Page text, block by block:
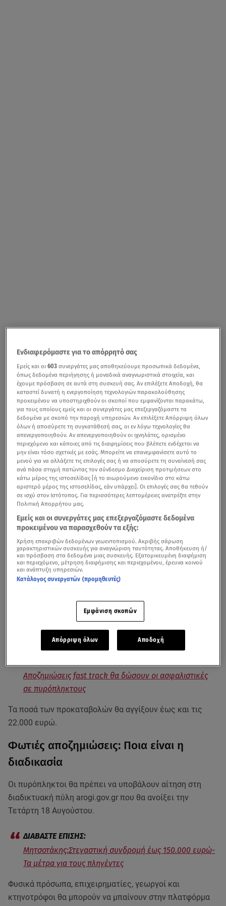
Όσα είπε ο πρωθυπουργός για τις αποζημιώσεις που θα δοθούν στους
πυρόπληκτους
Με fast track διαδικασίες θέλει η κυβέρνηση να δοθούν
οι αποζημιώσεις στους πληγέντες από τις μεγάλες
Στόχος είναι μέχρι το τέλος του μήνα ή το αργότερο
στις αρχές του επόμενου οι πυρόπληκτοι να έχουν λάβει
την προκαταβολή της αποζημίωσης που δικαιούνται.
Αποζημιώσεις fast track θα δώσουν οι ασφαλιστικές
σε πυρόπληκτους
Τα ποσά των προκαταβολών θα αγγίξουν έως και τις
22.000 ευρώ.
Φωτιές αποζημιώσεις: Ποια είναι η
διαδικασία
Οι πυρόπληκτοι θα πρέπει να υποβάλουν αίτηση στη
διαδικτυακή πύλη arogi.gov.gr που θα ανοίξει την
Τετάρτη 18 Αυγούστου.
Μητσοτάκης:Στεγαστική συνδρομή έως 150.000 ευρώ-
Τα μέτρα για τους πληγέντες
Φυσικά πρόσωπα, επιχειρηματίες, γεωργοί και
κτηνοτρόφοι θα μπορούν να μπαίνουν στην πλατφόρμα
Ενδιαφερόμαστε για το απόρρητό σας
Εμείς και οι603 συνεργάτες μας αποθηκεύουμε προσωπικά δεδομένα,
όπως δεδομένα περιήγησης ή μοναδικά αναγνωριστικά στοιχεία, και
έχουμε πρόσβαση σε αυτά στη συσκευή σας. Αν επιλέξετε Αποδοχή, θα
καταστεί δυνατή η ενεργοποίηση τεχνολογιών παρακολούθησης
προκειμένου να υποστηριχθούν οι σκοποί που εμφανίζονται παρακάτω,
για τους οποίους εμείς και οι συνεργάτες μας επεξεργαζόμαστε τα
δεδομένα με σκοπό την παροχή υπηρεσιών. Αν επιλέξετε Απόρριψη όλων
όλων ή αποσύρετε τη συγκατάθεσή σας, οι εν λόγω τεχνολογίες θα
απενεργοποιηθούν. Αν απενεργοποιηθούν οι ιχνηλάτες, ορισμένο
περιεχόμενο και κάποιες από τις διαφημίσεις που βλέπετε ενδέχεται να
μην είναι τόσο σχετικές με εσάς. Μπορείτε να επανεμφανίσετε αυτό το
μενού για να αλλάξετε τις επιλογές σας ή να αποσύρετε τη συναίνεσή σας
ανά πάσα στιγμή πατώντας τον σύνδεσμο Διαχείριση προτιμήσεων στο
κάτω μέρος της ιστοσελίδας [ή το αιωρούμενο εικονίδιο στο κάτω
αριστερό μέρος της ιστοσελίδας, εάν υπάρχει]. Οι επιλογές σας θα τεθούν
σε ισχύ στον Ιστότοπος. Για περισσότερες λεπτομέρειες ανατρέξτε στην
Πολιτική Απορρήτου μας.
Εμείς και οι συνεργάτες μας επεξεργαζόμαστε δεδομένα
προκειμένου να παρασχεθούν τα εξής:
Χρήση επακριβών δεδομένων γεωεντοπισμού. Ακριβής σάρωση
χαρακτηριστικών συσκευής για αναγνώριση ταυτότητας. Αποθήκευση ή/
και πρόσβαση στα δεδομένα μιας συσκευής. Εξατομικευμένη διαφήμιση
και περιεχόμενο, μέτρηση διαφήμισης και περιεχομένου, έρευνα κοινού
και ανάπτυξη υπηρεσιών.
Κατάλογος συνεργατών (προμηθευτές)
Εμφάνιση σκοπών
Απόρριψη όλων Αποδοχή